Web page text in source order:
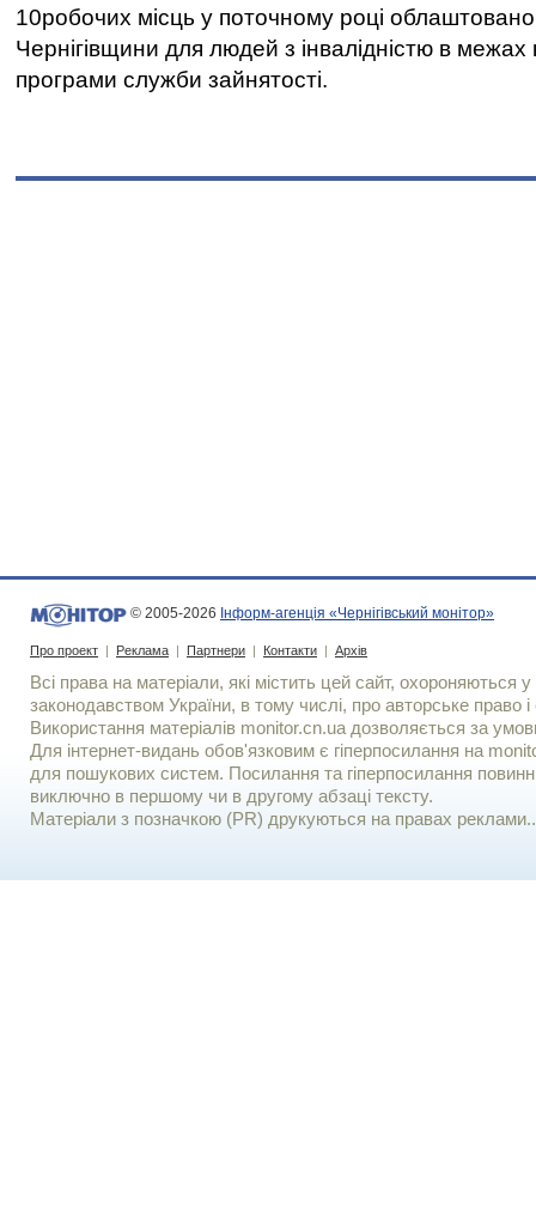
10робочих місць у поточному році
Чернігівщини для людей з інвалідністю в межах
програми служби зайнятості.
© 2005-2026 Інформ-агенція «Чернігівський монітор»
Про проект | Реклама | Партнери | Контакти | Архів
Всі права на матеріали, які містить цей сайт, охороняються у
законодавством України, в тому числі, про авторське право і
Використання матерiалiв monitor.cn.ua дозволяється за
Для iнтернет-видань обов'язковим є гiперпосилання на
для пошукових систем. Посилання та гіперпосилання
виключно в першому чи в другому абзаці тексту.
Матеріали з позначкою (PR) друкуються на правах реклами..